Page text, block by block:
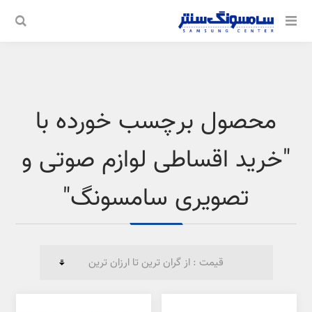
محصول برچسب خورده با
"خرید اقساطی لوازم صوتی و
تصویری سامسونگ"